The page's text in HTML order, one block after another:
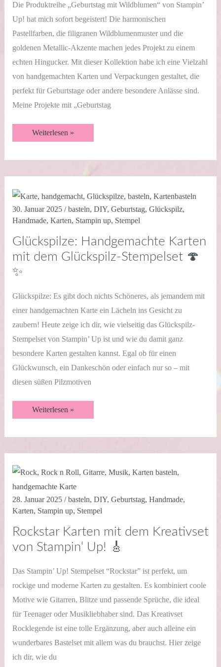
Die Produktreihe „Geburtstag mit Wildblumen“ von Stampin’
Up! hat mich sofort begeistert! Die harmonischen
Pastellfarben, die filigranen Wildblumenmuster und die
goldenen Metallic-Akzente machen jedes Projekt zu einem
echten Hingucker. Mit dieser Kollektion habe ich eine Vielzahl
von handgemachten Karten und Verpackungen gestaltet, die
perfekt für Geburtstage oder andere besondere Anlässe sind.
Meine Projekte mit „Geburtstag
Geburtstag
mit
Weiterlesen »
30. Januar 2025 /basteln, DIY, Geburtstag, Glückspilz,
Handmade, Karten, Stampin up, Stempel
Glückspilze: Handgemachte Karten
mit dem Glückspilz-Stempelset 🍄
✨
Glückspilze: Es gibt doch nichts Schöneres, als jemandem mit
einer handgemachten Karte ein Lächeln ins Gesicht zu
zaubern! Heute zeige ich dir, wie vielseitig das Glückspilz-
Stempelset von Stampin’ Up ist und wie du damit ganz
besondere Karten gestalten kannst. Egal ob für einen
Glückwunsch, ein Dankeschön oder einfach nur so – mit
diesen süßen Pilzmotiven
Glückspilze:
Handgemachte
✨
Weiterlesen »
28. Januar 2025 /basteln, DIY, Geburtstag, Handmade,
Karten, Stampin up, Stempel
Rockstar Karten mit dem Kreativset
von Stampin‘ Up! 🎸
Das Stampin’ Up! Stempelset “Rockstar” ist perfekt, um
rockige und moderne Karten zu gestalten. Es kombiniert coole
Motive wie Gitarren, Blitze und passende Sprüche, die ideal
für Teenager oder Musikliebhaber sind. Das Kreativset
Rocklegende ist eine tolle Ergänzung, aber auch alleine ein
wunderbares Bastelset mit allem was du brauchst. Hier zeige
ich dir, wie du